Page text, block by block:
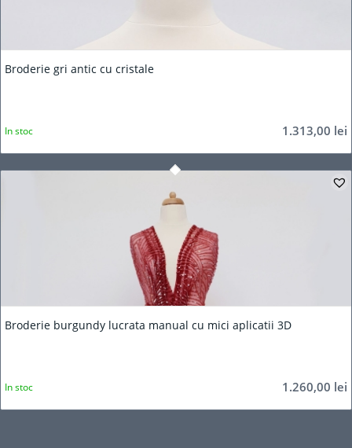
Broderie gri antic cu cristale
1.313,00 lei
In stoc
Broderie burgundy lucrata manual cu mici aplicatii 3D
1.260,00 lei
In stoc